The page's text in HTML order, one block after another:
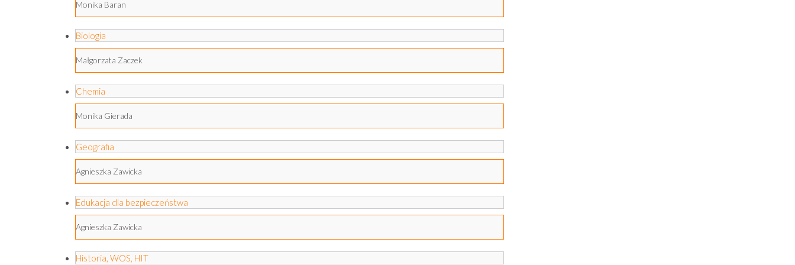
Monika Baran
Biologia
Małgorzata Zaczek
Chemia
Monika Gierada
Geografia
Agnieszka Zawicka
Edukacja dla bezpieczeństwa
Agnieszka Zawicka
Historia, WOS, HIT